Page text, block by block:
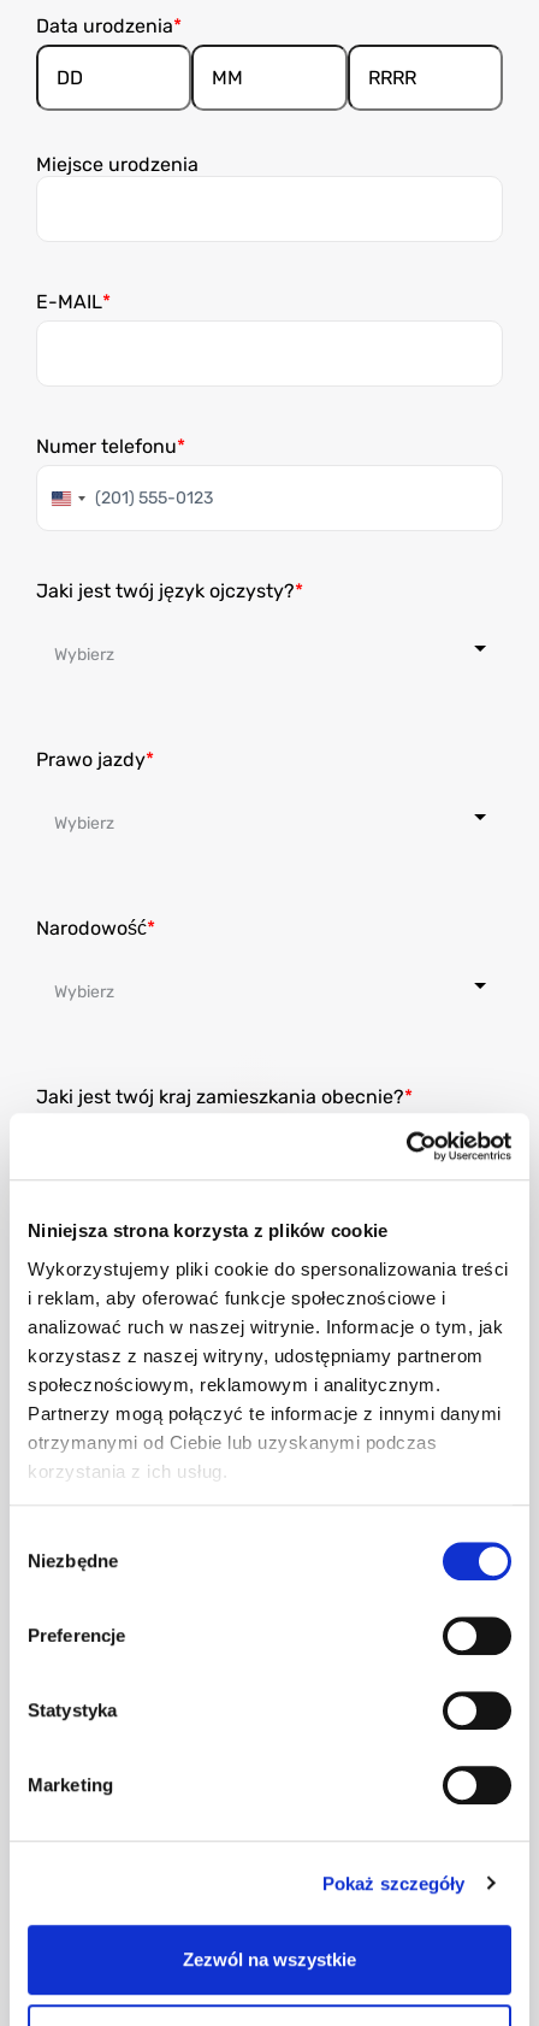
Niniejsza strona korzysta z plików cookie
Wykorzystujemy pliki cookie do spersonalizowania treści
i reklam, aby oferować funkcje społecznościowe i
analizować ruch w naszej witrynie. Informacje o tym, jak
korzystasz z naszej witryny, udostępniamy partnerom
społecznościowym, reklamowym i analitycznym.
Partnerzy mogą połączyć te informacje z innymi danymi
otrzymanymi od Ciebie lub uzyskanymi podczas
korzystania z ich usług.
zgody
Niezbędne
Preferencje
Statystyka
Marketing
Pokaż szczegóły
Zezwól na wszystkie
Data urodzenia
Miejsce urodzenia
E-MAIL
Numer telefonu
Stany
Zjednoczone
Jaki jest twój język ojczysty?
Prawo jazdy
Narodowość
Jaki jest twój kraj zamieszkania obecnie?
Ulica
Numer domu
Numer mieszkania
Czy chciałbyś, aby Goodmorning zapewnił Ci
zakwaterowanie?